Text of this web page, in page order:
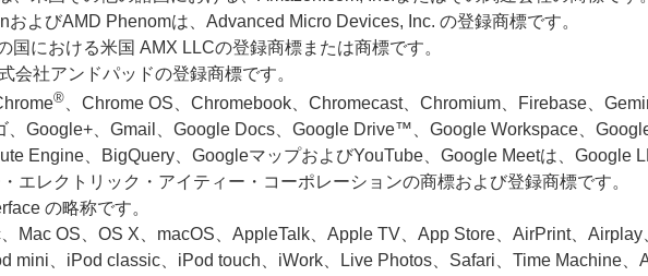
よびAMD Phenomは、Advanced Micro Devices, Inc. の登録商標です。
における米国 AMX LLCの登録商標または商標です。
社アンドパッドの登録商標です。
® 、Chrome OS、Chromebook、Chromecast、Chromium、Firebase、
Google+、Gmail、Google Docs、Google Drive™、Google Workspace、
Engine、BigQuery、GoogleマップおよびYouTube、Google Meetは、Google
エレクトリック・アイティー・コーポレーションの商標および登録商標です。
の略称です。
Mac OS、OS X、macOS、AppleTalk、Apple TV、App Store、AirPrint、
mini、iPod classic、iPod touch、iWork、Live Photos、Safari、Time Machine